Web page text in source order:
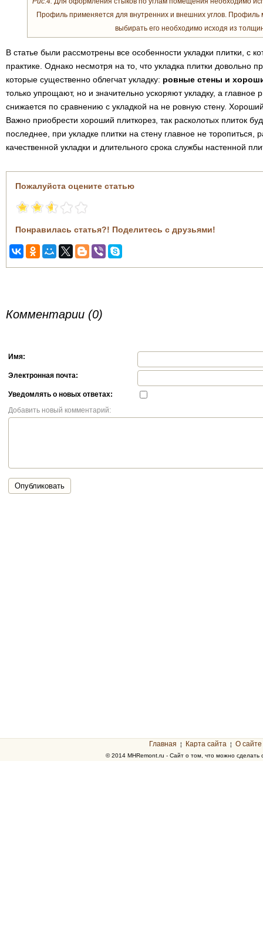
Профиль применяется для внутренних и внешних углов.
выбирать его необходимо исходя из
В статье были рассмотрены все особенности укладки плитки, с
практике. Однако несмотря на то, что укладка плитки довольно
которые существенно облегчат укладку: ровные стены и
только упрощают, но и значительно ускоряют укладку, а главное
снижается по сравнению с укладкой на не ровную стену.
Важно приобрести хороший плиткорез, так расколотых плиток
последнее, при укладке плитки на стену главное не торопиться,
качественной укладки и длительного срока службы настенной
Пожалуйста оцените статью
Понравилась статья?! Поделитесь с друзьями!
Комментарии (0)
Имя:
Электронная почта:
Уведомлять о новых ответах:
Добавить новый комментарий:
Опубликовать
Главная ¦ Карта сайта ¦ О сайте
© 2014 MHRemont.ru - Сайт о том, что можно сделать